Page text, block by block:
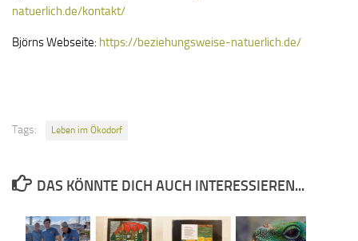
natuerlich.de/kontakt/
Björns Webseite: https://beziehungsweise-natuerlich.de/
Tags: Leben im Ökodorf
DAS KÖNNTE DICH AUCH INTERESSIEREN...